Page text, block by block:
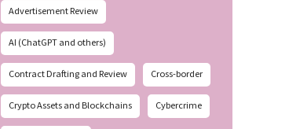
Advertisement Review
AI (ChatGPT and others)
Contract Drafting and Review Cross-border
Crypto Assets and Blockchains Cybercrime